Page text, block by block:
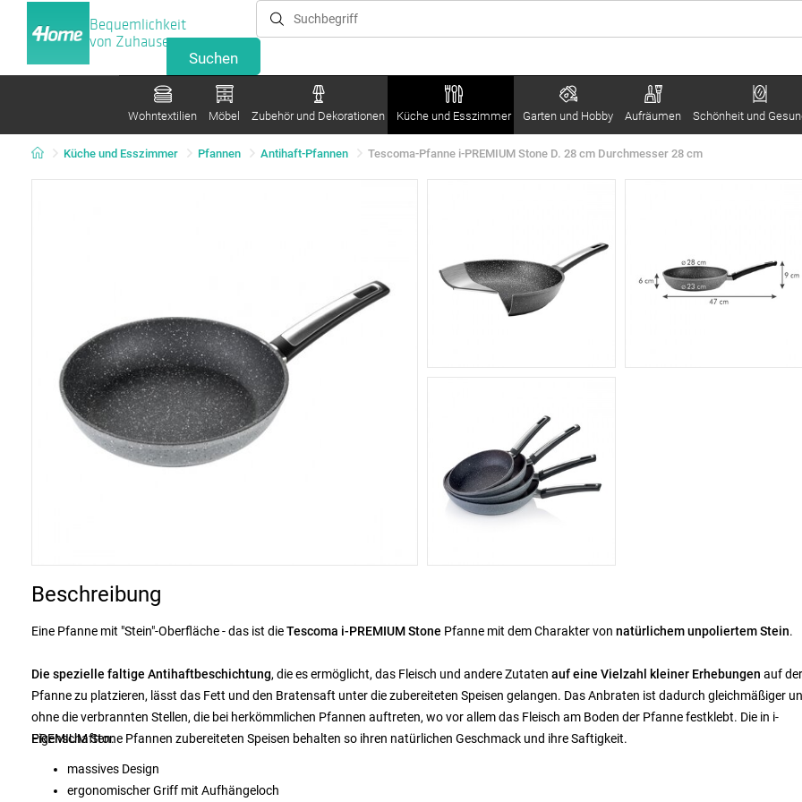
Bequemlichkeit
von Zuhause
Wohntextilien Möbel Zubehör und Dekorationen Küche und Esszimmer Garten und Hobby Aufräumen Schönheit und
Küche und Esszimmer Pfannen Antihaft-Pfannen Tescoma-Pfanne i-PREMIUM Stone D. 28 cm Durchmesser 28 cm
Beschreibung
Eine Pfanne mit "Stein"-Oberfläche - das ist dieTescoma i-PREMIUM Stone Pfanne mit dem Charakter von natürlichem unpoliertem Stein.
Die spezielle faltige Antihaftbeschichtung, die es ermöglicht, das Fleisch und andere Zutaten auf eine Vielzahl kleiner Erhebungen auf der
Pfanne zu platzieren, lässt das Fett und den Bratensaft unter die zubereiteten Speisen gelangen. Das Anbraten ist dadurch gleichmäßiger
ohne die verbrannten Stellen, die bei herkömmlichen Pfannen auftreten, wo vor allem das Fleisch am Boden der Pfanne festklebt. Die in i-
PREMIUM Stone Pfannen zubereiteten Speisen behalten so ihren natürlichen Geschmack und ihre Saftigkeit.
Eigenschaften:
massives Design
ergonomischer Griff mit Aufhängeloch